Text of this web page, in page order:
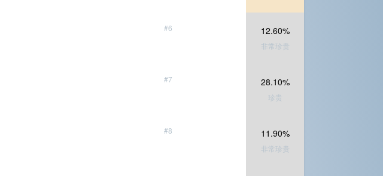
#6 12.60%
非常珍贵
#7 28.10%
珍贵
#8 11.90%
非常珍贵